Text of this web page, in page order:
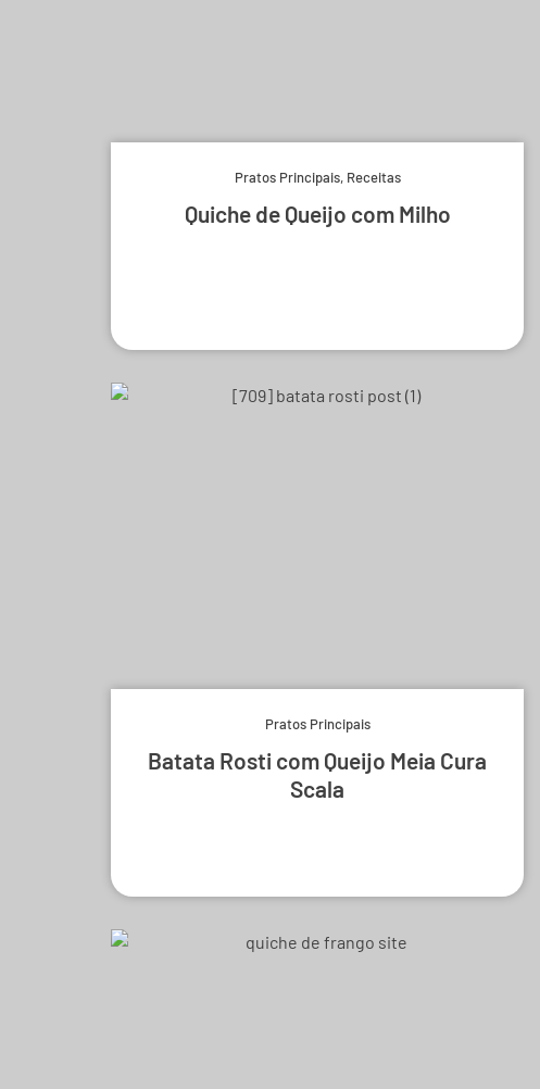
Pratos Principais, Receitas
Quiche de Queijo com Milho
Pratos Principais
Batata Rosti com Queijo Meia Cura
Scala